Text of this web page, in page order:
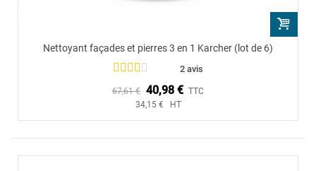
Nettoyant façades et pierres 3 en 1 Karcher (lot de 6)
2 avis
67,61 € 40,98 € TTC
34,15 € HT